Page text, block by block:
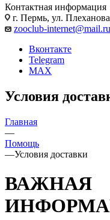
Контактная информация
г. Пермь, ул.
zooclub-internet@mail.ru
Вконтакте
Telegram
MAX
Условия
Главная
—
Помощь
—Условия доставки
ВАЖНАЯ